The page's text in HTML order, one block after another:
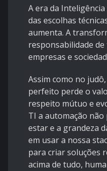
A era da
das escolhas
aumenta. A
responsabilidade
empresas e
Assim como no
perfeito perde o
respeito mútuo e
TI a automação
estar e a grandeza
em usar a nossa
para criar soluções
acima de tudo,